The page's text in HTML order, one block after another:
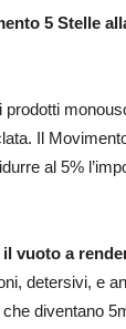
5 Stelle
prodotti
Il
al 5%
vuoto a
detersivi, e
diventano